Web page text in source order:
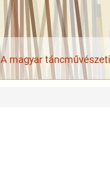
A magyar